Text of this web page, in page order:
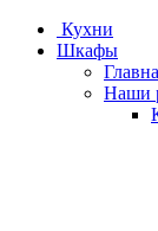
Кухни
Шкафы
Наши